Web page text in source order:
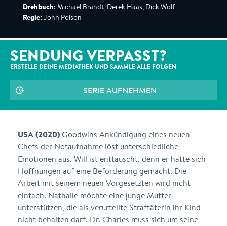
Drehbuch: Michael Brandt, Derek Haas, Dick Wolf
Regie: John Polson
SENDUNG VERPASST?
ERSTELLE DEINE MEDIATHEK UND SAMMLE ALLE FOLGEN
SERIE AUFNEHMEN
USA (2020)Goodwins Ankündigung eines neuen
Chefs der Notaufnahme löst unterschiedliche
Emotionen aus. Will ist enttäuscht, denn er hatte sich
Hoffnungen auf eine Beförderung gemacht. Die
Arbeit mit seinem neuen Vorgesetzten wird nicht
einfach. Nathalie möchte eine junge Mutter
unterstützen, die als verurteilte Straftäterin ihr Kind
nicht behalten darf. Dr. Charles muss sich um seine